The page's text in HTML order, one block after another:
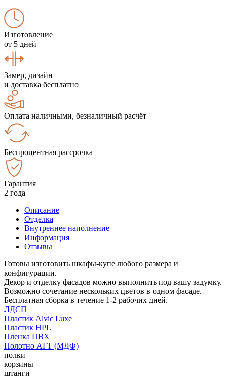
Изготовление
от 5 дней
Замер, дизайн
и доставка бесплатно
Оплата наличными, безналичный расчёт
Беспроцентная рассрочка
Гарантия
2 года
Описание
Отделка
Внутреннее наполнение
Информация
Отзывы
Готовы изготовить шкафы-купе любого размера и
конфигурации.
Декор и отделку фасадов можно выполнить под вашу задумку.
Возможно сочетание нескольких цветов в одном фасаде.
Бесплатная сборка в течение 1-2 рабочих дней.
ЛДСП
Пластик Alvic Luxe
Пластик HPL
Пленка ПВХ
Полотно АГТ (МДФ)
полки
корзины
штанги